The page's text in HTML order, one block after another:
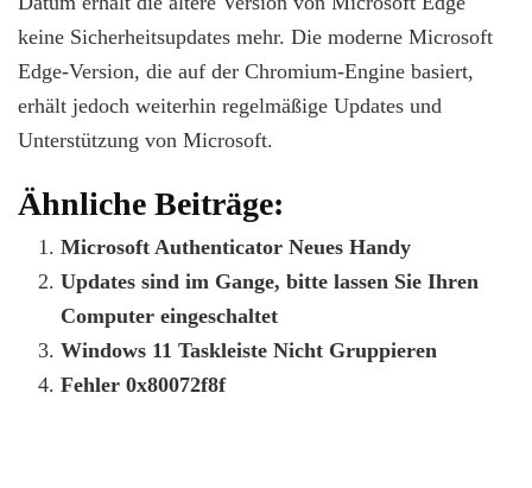
keine Sicherheitsupdates mehr. Die moderne Microsoft
Edge-Version, die auf der Chromium-Engine basiert,
erhält jedoch weiterhin regelmäßige Updates und
Unterstützung von Microsoft.
Ähnliche Beiträge:
Microsoft Authenticator Neues Handy
Updates sind im Gange, bitte lassen Sie Ihren
Computer eingeschaltet
Windows 11 Taskleiste Nicht Gruppieren
Fehler 0x80072f8f